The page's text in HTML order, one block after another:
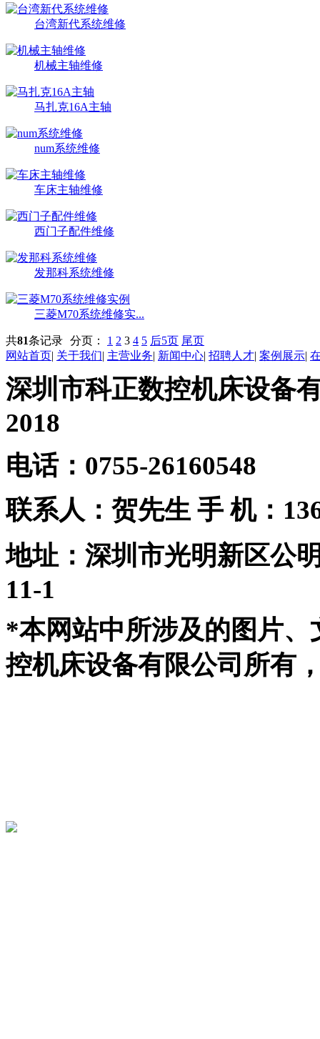
台湾新代系统维修
机械主轴维修
马扎克16A主轴
num系统维修
车床主轴维修
西门子配件维修
发那科系统维修
三菱M70系统维修实...
共81条记录 分页： 1 2 3 4 5 后5页 尾页
网站首页| 关于我们| 主营业务| 新闻中心| 招聘人才| 案例展示|
深圳市科正数控机床设备
2018
电话：0755-26160548
联系人：贺先生 手 机：
地址：深圳市光明新区公
11-1
*本网站中所涉及的图片
控机床设备有限公司所有